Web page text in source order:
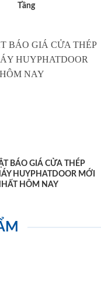
Tầng
BÁO GIÁ CỬA THÉP
HUYPHATDOOR MỚI
HÔM NAY